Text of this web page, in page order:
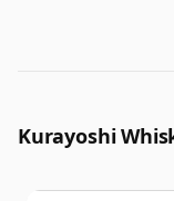
Kurayoshi